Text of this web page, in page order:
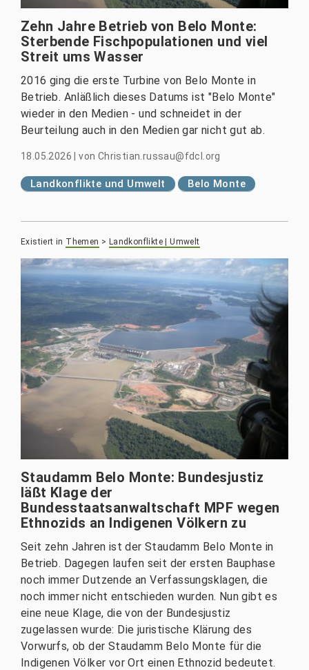
Zehn Jahre Betrieb von Belo Monte:
Sterbende Fischpopulationen und viel
Streit ums Wasser
2016 ging die erste Turbine von Belo Monte in
Betrieb. Anläßlich dieses Datums ist "Belo Monte"
wieder in den Medien - und schneidet in der
Beurteilung auch in den Medien gar nicht gut ab.
18.05.2026 |von Christian.russau@fdcl.org
Landkonflikte und Umwelt Belo Monte
Existiert in Themen > Landkonflikte | Umwelt
Staudamm Belo Monte: Bundesjustiz
läßt Klage der
Bundesstaatsanwaltschaft MPF wegen
Ethnozids an Indigenen Völkern zu
Seit zehn Jahren ist der Staudamm Belo Monte in
Betrieb. Dagegen laufen seit der ersten Bauphase
noch immer Dutzende an Verfassungsklagen, die
noch immer nicht entschieden wurden. Nun gibt es
eine neue Klage, die von der Bundesjustiz
zugelassen wurde: Die juristische Klärung des
Vorwurfs, ob der Staudamm Belo Monte für die
Indigenen Völker vor Ort einen Ethnozid bedeutet.